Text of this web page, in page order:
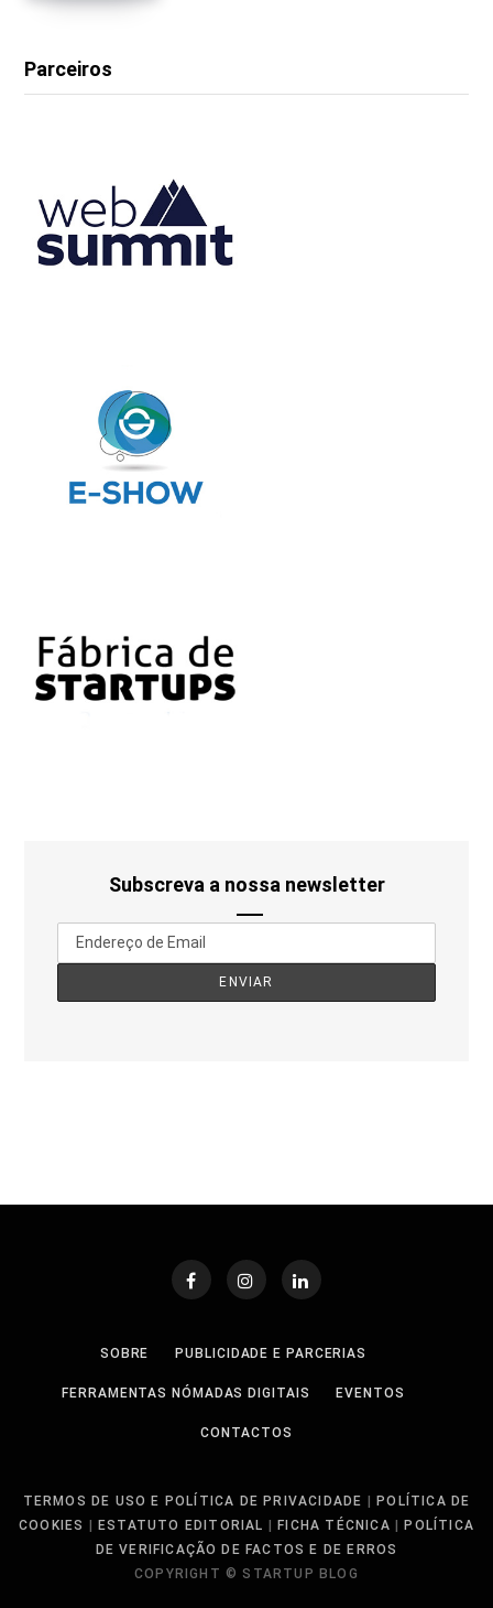
Parceiros
Subscreva a nossa newsletter
SOBRE PUBLICIDADE E PARCERIAS
FERRAMENTAS NÓMADAS DIGITAIS EVENTOS
CONTACTOS
TERMOS DE USO E POLÍTICA DE PRIVACIDADE |POLÍTICA DE
COOKIES | ESTATUTO EDITORIAL |FICHA TÉCNICA |POLÍTICA
DE VERIFICAÇÃO DE FACTOS E DE ERROS
COPYRIGHT © STARTUP BLOG